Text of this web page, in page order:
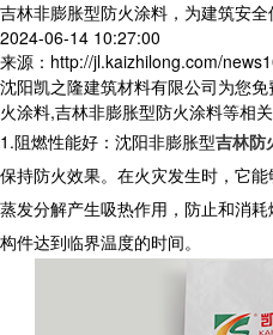
吉林非膨胀型防火涂料，为建筑安
2024-06-14 10:27:00
来源：http://jl.kaizhilong.com/
沈阳凯之隆建筑材料有限公司为您
火涂料,吉林非膨胀型防火涂料等相
1.阻燃性能好：沈阳非膨胀型吉林防
保持防火效果。在火灾发生时，它
蒸发分解产生吸热作用，防止和消
构件达到临界温度的时间。